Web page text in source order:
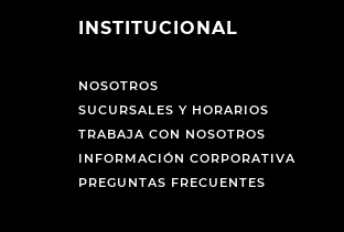
INSTITUCIONAL
NOSOTROS
SUCURSALES Y HORARIOS
TRABAJA CON NOSOTROS
INFORMACIÓN CORPORATIVA
PREGUNTAS FRECUENTES